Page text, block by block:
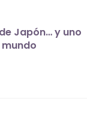
Japón… y uno